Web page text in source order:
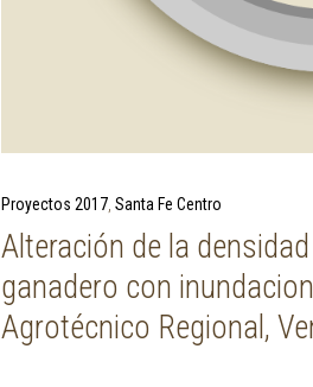
Next Post
Proyectos 2017 Santa Fe Centro
Alteración de la
ganadero con
Agrotécnico Regional,